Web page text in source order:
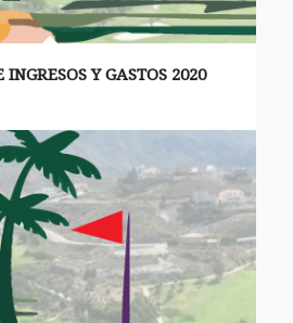
INGRESOS Y GASTOS 2020